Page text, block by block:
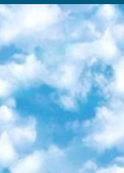
оценки (Д.Давидова), Республика образовательный центр (Худайкулов Ш.) итоговый государственный аттестационный экзамен ориентирован на творческое и логическое мышление при подготовке базы материалов учитывать введение заданий. 5. Следует отметить, что: сертификат государственного образца о знании общеобразовательного предмета и как минимум национальный уровень B1 по предметам на иностранных языках, указанным в Приложении 2. или международно признанный сертификат эквивалентного уровня студенты, изучающие определенный предмет, освобождаются от экзамена; по соответствующим предметам запланирована итоговая государственная аттестация за день до дня, путем жеребьевки Рабочей группой (в письменной форме по предметам, проводимым в форме) из числа сформированных вариантов выбрано 2 варианта; 2 выбранных варианта экзамена анонсированы на официальном сайте министерства и все выпускники по всей стране на основе этих вариантов проводит итоговую государственную аттестацию. 6. Государственное образование учащихся средних общеобразовательных учреждений. знания в соответствии с квалификационными требованиями, которые необходимо приобрести на основании стандартов итоговый (выпускной) контроль для 9 и 11 классов в целях тестирования Экзамены (далее – экзамены) состоят из предметов, перечисленных в приложении 1. будет сделано. 7. Экзамены пройдут с 26 мая по 15 июня 2024 г. (кроме науки физического воспитания). 8. Физическая для учащихся 9 классов общесредних образовательных учреждений. Экзамены по предмету «Образование, квалификация медицина» 1-6 мая 2024 года. сотрудники перевести под присмотр (с отклонениями в физическом или умственном развитии) специализированная